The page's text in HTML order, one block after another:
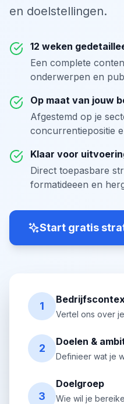
en doelstellingen.
12 weken
Een complete
onderwerpen en
Op maat van jouw
Afgestemd op je
concurrentiepositie
Klaar voor
Direct toepasbare
formatideeen en
Start gratis
1
Vertel ons over
2
Doelen &
Definieer wat je
3
Doelgroep
Wie wil je